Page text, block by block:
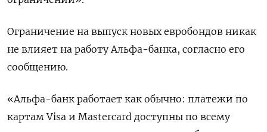
Ограничение на выпуск новых евробондов никак
не влияет на работу Альфа-банка, согласно его
сообщению.
«Альфа-банк работает как обычно: платежи по
картам Visa и Mastercard доступны по всему